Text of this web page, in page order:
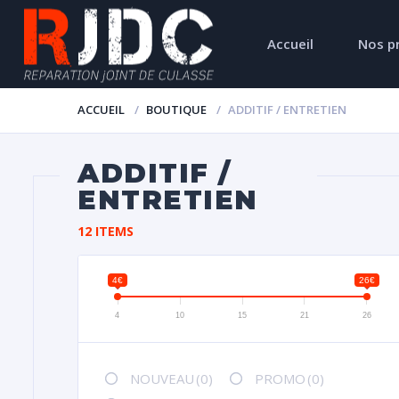
Accueil Nos
ACCUEIL BOUTIQUE ADDITIF / ENTRETIEN
ADDITIF /
ENTRETIEN
12 ITEMS
4€ 26€
4 10 15 21 26
NOUVEAU (0) PROMO (0)